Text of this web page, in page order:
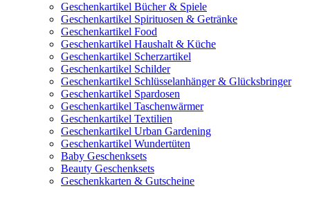
Geschenkartikel Bücher & Spiele
Geschenkartikel Spirituosen & Getränke
Geschenkartikel Food
Geschenkartikel Haushalt & Küche
Geschenkartikel Scherzartikel
Geschenkartikel Schilder
Geschenkartikel Schlüsselanhänger & Glücksbringer
Geschenkartikel Spardosen
Geschenkartikel Taschenwärmer
Geschenkartikel Textilien
Geschenkartikel Urban Gardening
Geschenkartikel Wundertüten
Baby Geschenksets
Beauty Geschenksets
Geschenkkarten & Gutscheine